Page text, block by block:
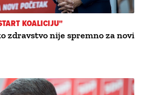
KOALICIJU"
zdravstvo nije spremno za novi